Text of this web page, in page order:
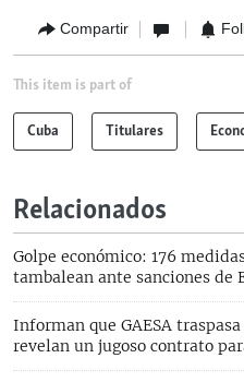
Compartir
This item is part of
Cuba Titulares
Relacionados
Golpe económico: 176
tambalean ante sanciones de
Informan que GAESA
revelan un jugoso contrato